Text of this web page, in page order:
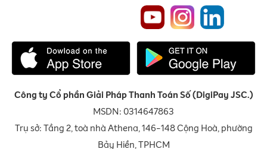
Công ty Cổ phần Giải Pháp Thanh Toán Số (DigiPay JSC.)
MSDN: 0314647863
Trụ sở: Tầng 2, toà nhà Athena, 146-148 Cộng Hoà, phường
Bảy Hiền, TPHCM